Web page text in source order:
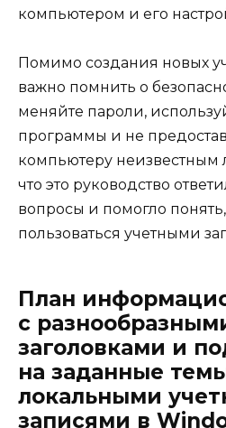
компьютером и его
Помимо создания новых
важно помнить о
меняйте пароли,
программы и не
компьютеру неизвестным
что это руководство
вопросы и помогло
пользоваться учетными
План
с
заголовками и
на заданные
локальными
записями в